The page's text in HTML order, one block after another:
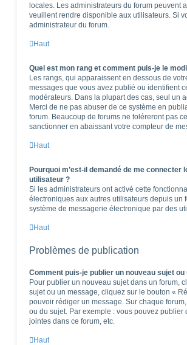
locales. Les administrateurs du forum peuvent
veuillent rendre disponible aux utilisateurs. Si
administrateur du forum.
Haut
Quel est mon rang et comment puis-je le
Les rangs, qui apparaissent en dessous de
messages que vous avez publié ou identifient
modérateurs. Dans la plupart des cas, seul un
Merci de ne pas abuser de ce système en
forum. Beaucoup de forums ne toléreront pas
sanctionner en abaissant votre compteur de
Haut
Pourquoi m’est-il demandé de me
utilisateur ?
Si les administrateurs ont activé cette
électroniques aux autres utilisateurs depuis un
système de messagerie électronique par des
Haut
Problèmes de publication
Comment puis-je publier un nouveau sujet ou
Pour publier un nouveau sujet dans un forum,
sujet ou un message, cliquez sur le bouton «
pouvoir rédiger un message. Sur chaque
ou du sujet. Par exemple : vous pouvez
jointes dans ce forum, etc.
Haut